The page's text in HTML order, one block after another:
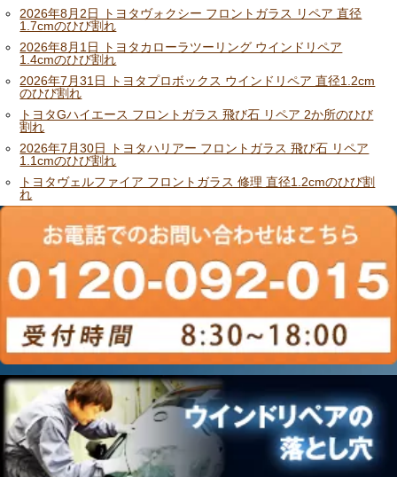
2026年8月2日 トヨタヴォクシー フロントガラス リペア 直径
1.7cmのひび割れ
2026年8月1日 トヨタカローラツーリング ウインドリペア
1.4cmのひび割れ
2026年7月31日 トヨタプロボックス ウインドリペア 直径1.2cm
のひび割れ
トヨタGハイエース フロントガラス 飛び石 リペア 2か所のひび
割れ
2026年7月30日 トヨタハリアー フロントガラス 飛び石 リペア
1.1cmのひび割れ
トヨタヴェルファイア フロントガラス 修理 直径1.2cmのひび割
れ